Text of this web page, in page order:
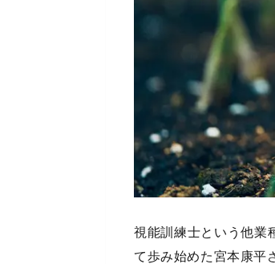
視能訓練士という他業
て歩み始めた宮本康平